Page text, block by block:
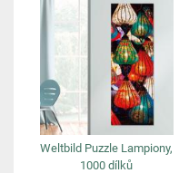
Weltbild Puzzle Lampiony,
1000 dílků